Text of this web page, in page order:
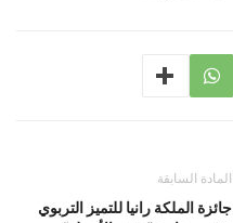
المادة السابقة
جائزة الملكة رانيا للتميز التربوي